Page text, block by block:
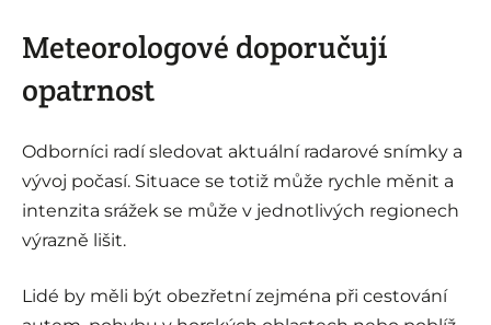
Meteorologové doporučují
opatrnost
Odborníci radí sledovat aktuální radarové snímky a
vývoj počasí. Situace se totiž může rychle měnit a
intenzita srážek se může v jednotlivých regionech
výrazně lišit.
Lidé by měli být obezřetní zejména při cestování